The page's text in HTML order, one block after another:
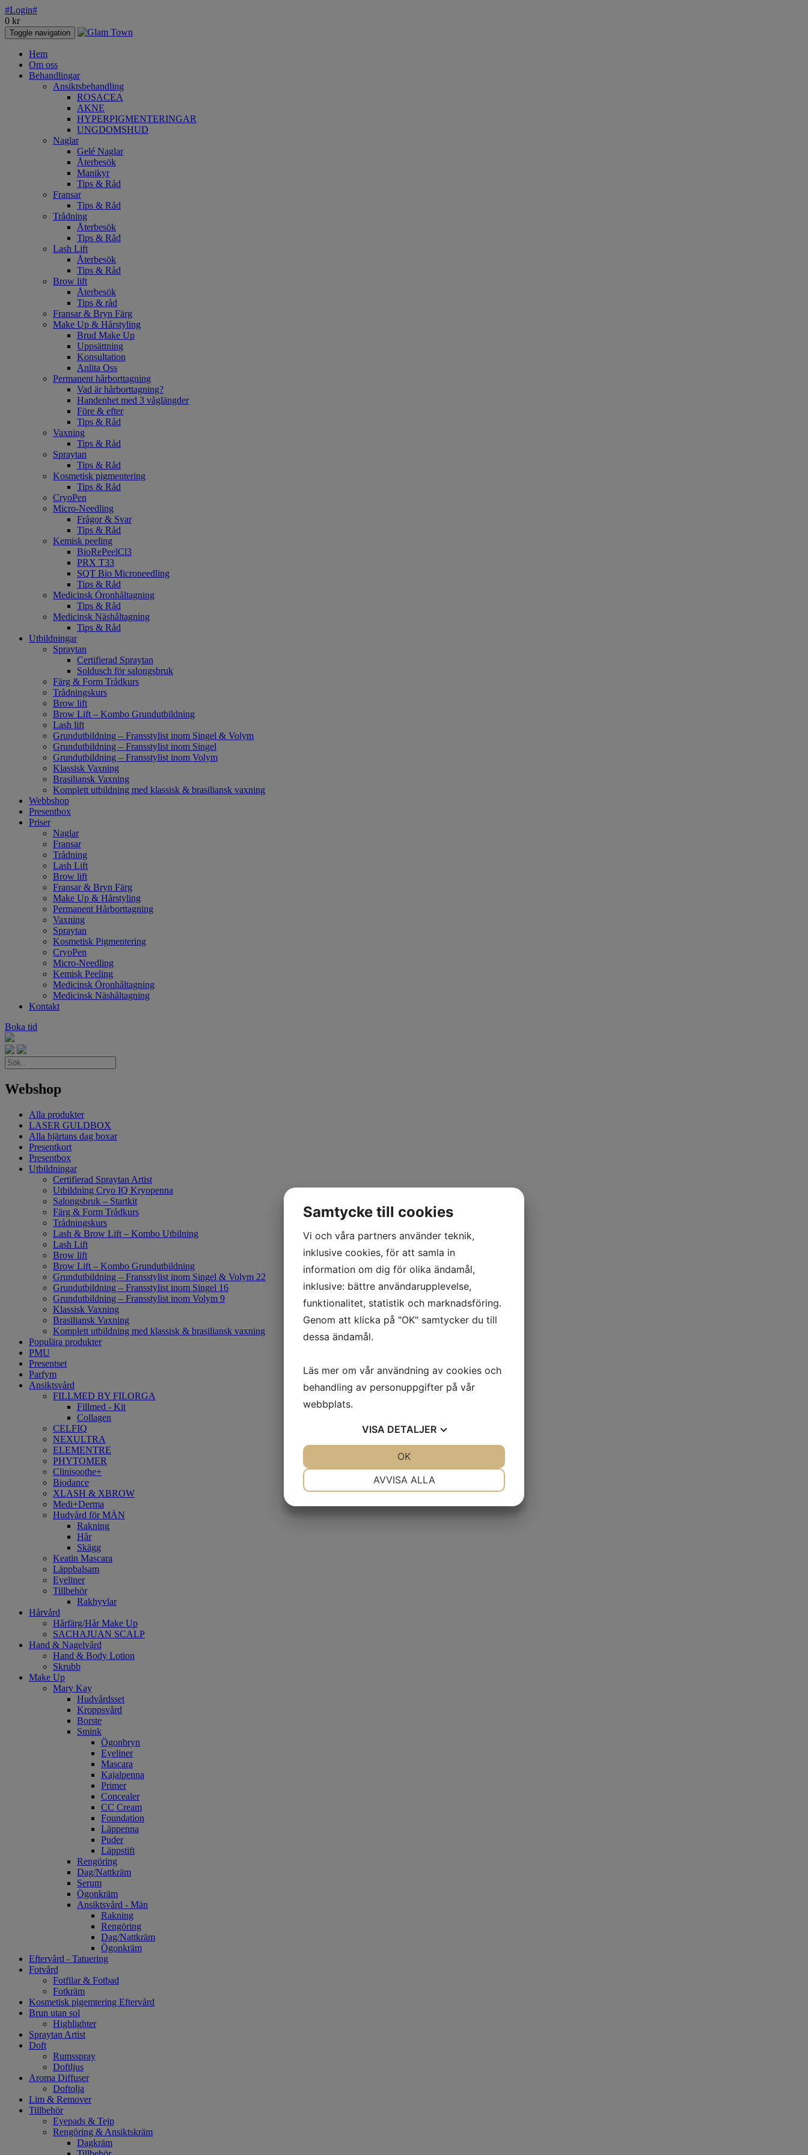
#Login#
0 kr
Toggle navigation
Hem
Om oss
Behandlingar
Ansiktsbehandling
ROSACEA
AKNE
HYPERPIGMENTERINGAR
UNGDOMSHUD
Naglar
Gelé Naglar
Återbesök
Manikyr
Tips & Råd
Fransar
Tips & Råd
Trådning
Återbesök
Tips & Råd
Lash Lift
Återbesök
Tips & Råd
Brow lift
Återbesök
Tips & råd
Fransar & Bryn Färg
Make Up & Hårstyling
Brud Make Up
Uppsättning
Konsultation
Anlita Oss
Permanent hårborttagning
Vad är hårborttagning?
Handenhet med 3 våglängder
Före & efter
Tips & Råd
Vaxning
Tips & Råd
Spraytan
Tips & Råd
Kosmetisk pigmentering
Tips & Råd
CryoPen
Micro-Needling
Frågor & Svar
Tips & Råd
Kemisk peeling
BioRePeelCl3
PRX T33
SQT Bio Microneedling
Tips & Råd
Medicinsk Öronhåltagning
Tips & Råd
Medicinsk Näshåltagning
Tips & Råd
Utbildningar
Spraytan
Certifierad Spraytan
Soldusch för salongsbruk
Färg & Form Trådkurs
Trådningskurs
Brow lift
Brow Lift – Kombo Grundutbildning
Lash lift
Grundutbildning – Fransstylist inom Singel & Volym
Grundutbildning – Fransstylist inom Singel
Grundutbildning – Fransstylist inom Volym
Klassisk Vaxning
Brasiliansk Vaxning
Komplett utbildning med klassisk & brasiliansk vaxning
Webbshop
Presentbox
Priser
Naglar
Fransar
Trådning
Lash Lift
Brow lift
Fransar & Bryn Färg
Make Up & Hårstyling
Permanent Hårborttagning
Vaxning
Spraytan
Kosmetisk Pigmentering
CryoPen
Micro-Needling
Kemisk Peeling
Medicinsk Öronhåltagning
Medicinsk Näshåltagning
Kontakt
Boka tid
Webshop
Alla produkter
LASER GULDBOX
Alla hjärtans dag boxar
Presentkort
Presentbox
Utbildningar
Certifierad Spraytan Artist
Utbildning Cryo IQ Kryopenna
Salongsbruk – Startkit
Färg & Form Trådkurs
Trådningskurs
Lash & Brow Lift – Kombo Utbilning
Lash Lift
Brow lift
Brow Lift – Kombo Grundutbildning
Grundutbildning – Fransstylist inom Singel & Volym 22
Grundutbildning – Fransstylist inom Singel 16
Grundutbildning – Fransstylist inom Volym 9
Klassisk Vaxning
Brasiliansk Vaxning
Komplett utbildning med klassisk & brasiliansk vaxning
Populära produkter
PMU
Presentset
Parfym
Ansiktsvård
FILLMED BY FILORGA
Fillmed - Kit
Collagen
CELFIQ
NEXULTRA
ELEMENTRE
PHYTOMER
Clinisoothe+
Biodance
XLASH & XBROW
Medi+Derma
Hudvård för MÄN
Rakning
Hår
Skägg
Keatin Mascara
Läppbalsam
Eyeliner
Tillbehör
Rakhyvlar
Hårvård
Hårfärg/Hår Make Up
SACHAJUAN SCALP
Hand & Nagelvård
Hand & Body Lotion
Skrubb
Make Up
Mary Kay
Hudvårdsset
Kroppsvård
Borste
Smink
Ögonbryn
Eyeliner
Mascara
Kajalpenna
Primer
Concealer
CC Cream
Foundation
Läppenna
Puder
Läppstift
Rengöring
Dag/Nattkräm
Serum
Ögonkräm
Ansiktsvård - Män
Rakning
Rengöring
Dag/Nattkräm
Ögonkräm
Eftervård - Tatuering
Fotvård
Fotfilar & Fotbad
Fotkräm
Kosmetisk pigemtering Eftervård
Brun utan sol
Highlighter
Spraytan Artist
Doft
Rumsspray
Doftljus
Aroma Diffuser
Doftolja
Lim & Remover
Tillbehör
Eyepads & Tejp
Rengöring & Ansiktskräm
Dagkräm
Samtycke till cookies
Vi och våra partners använder teknik,
inklusive cookies, för att samla in
information om dig för olika ändamål,
inklusive: bättre användarupplevelse,
funktionalitet, statistik och marknadsföring.
Genom att klicka på "OK" samtycker du till
dessa ändamål.
Läs mer om vår användning av cookies och
behandling av personuppgifter på vår
webbplats.
VISA DETALJER
AVVISA ALLA
OK